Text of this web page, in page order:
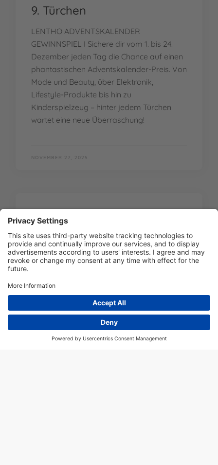
9. Türchen
LENTHO ADVENTSKALENDER
GEWINNSPIEL I Sichere dir vom 1. bis 24.
Dezember jeden Tag die Chance auf einen
phantastischen Adventskalender-Preis. Von
Mode und Beauty, über Elektronik,
Lifestyle-Produkte bis hin zu
Kinderspielzeug – hinter jedem Türchen
wartet eine neue Überraschung!
NOVEMBER 27, 2025
10. Türchen
GEWINNSPIEL I Sichere dir vom 1. bis 24.
Dezember jeden Tag die Chance auf einen
phantastischen Adventskalender-Preis. Von
Mode und Beauty, über Elektronik,
Lifestyle-Produkte bis hin zu